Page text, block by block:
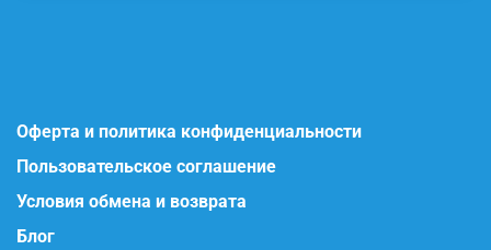
Оферта и политика конфиденциальности
Пользовательское соглашение
Условия обмена и возврата
Блог